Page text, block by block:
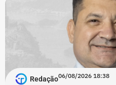
Garotinho também
O órgão também requer que
intimado a quitar os valores
cálculos atualizados
Redação06/08/2026 18:38